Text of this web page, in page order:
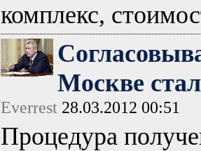
комплекс,
Москве
Everrest 28.03.2012 00:51
Процедура